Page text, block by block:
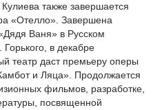
также завершается
«Отелло». Завершена
Ваня» в Русском
в декабре
театр даст премьеру оперы
и Ляца». Продолжается
фильмов, разработке,
посвященной